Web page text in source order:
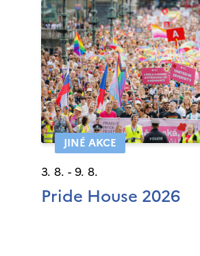
JINÉ AKCE
3. 8. - 9. 8.
Pride House 2026